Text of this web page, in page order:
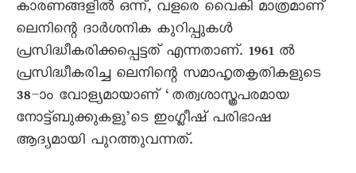
കാരണങ്ങളിൽ ഒന്ന്, വളരെ വെെകി മാത്രമാണ്
ലെനിന്റെ ദാർശനിക കുറിപ്പുകൾ
പ്രസിദ്ധീകരിക്കപ്പെട്ടത് എന്നതാണ്. 1961 ൽ
പ്രസിദ്ധീകരിച്ച ലെനിന്റെ സമാഹൃതകൃതികളുടെ
38–ാം വോള്യമായാണ് ‘തത്വശാസ്ത്രപരമായ
നോട്ട്‌ബുക്കുകളു’ടെ ഇംഗ്ലീഷ് പരിഭാഷ
ആദ്യമായി പുറത്തുവന്നത്.